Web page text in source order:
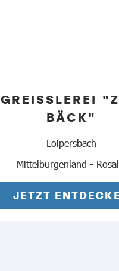
GREISSLEREI
ÄCK"
Loipersbach
Mittelburgenland -
JETZT